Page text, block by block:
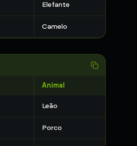
Elefante
Camelo
Animal
Leão
Porco